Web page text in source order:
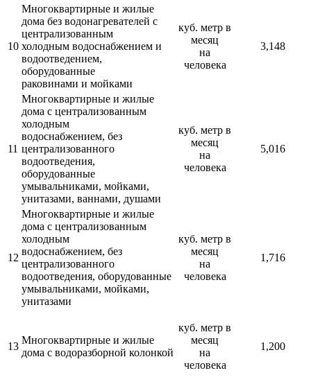
10
Многоквартирные и жилые
дома без водонагревателей с
централизованным
холодным водоснабжением и
водоотведением,
оборудованные
раковинами и мойками
куб. метр в
месяц
на
человека
3,148
11
Многоквартирные и жилые
дома с централизованным
холодным
водоснабжением, без
централизованного
водоотведения,
оборудованные
умывальниками, мойками,
унитазами, ваннами, душами
куб. метр в
месяц
на
человека
5,016
12
Многоквартирные и жилые
дома с централизованным
холодным
водоснабжением, без
централизованного
водоотведения, оборудованные
умывальниками, мойками,
унитазами
куб. метр в
месяц
на
человека
1,716
13
Многоквартирные и жилые
дома с водоразборной колонкой
куб. метр в
месяц
на
человека
1,200